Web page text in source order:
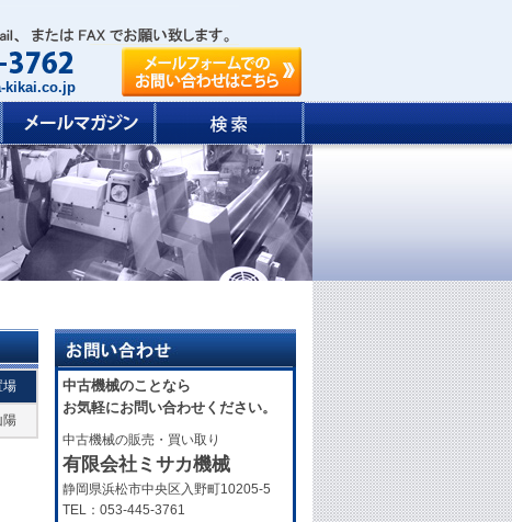
kikai.co.jp
場
陽
中古機械のことなら
お気軽にお問い合わせください。
中古機械の販売・買い取り
有限会社ミサカ機械
静岡県浜松市中央区入野町10205-5
TEL：053-445-3761